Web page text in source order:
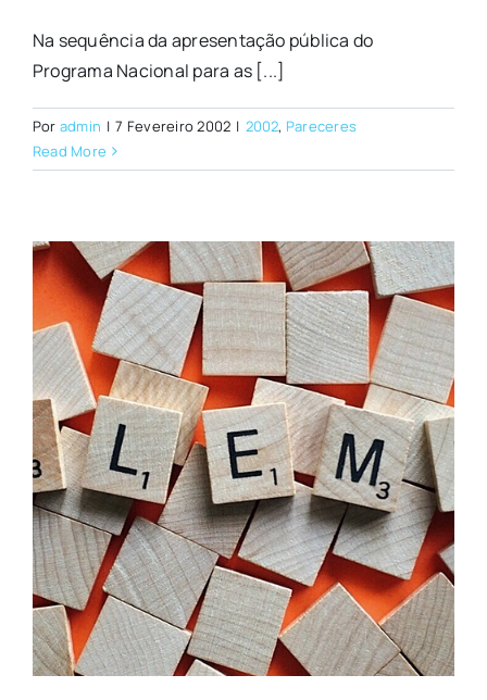
Na sequência da apresentação pública do
Programa Nacional para as [...]
Por admin | 7 Fevereiro 2002 | 2002, Pareceres
Read More